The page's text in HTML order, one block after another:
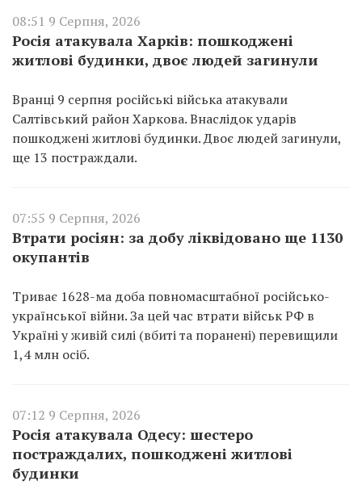
08:51 9 Серпня, 2026
Росія атакувала Харків: пошкоджені
житлові будинки, двоє людей загинули
Вранці 9 серпня російські війська атакували
Салтівський район Харкова. Внаслідок ударів
пошкоджені житлові будинки. Двоє людей загинули,
ще 13 постраждали.
07:55 9 Серпня, 2026
Втрати росіян: за добу ліквідовано ще 1130
окупантів
Триває 1628-ма доба повномасштабної російсько-
української війни. За цей час втрати військ РФ в
Україні у живій силі (вбиті та поранені) перевищили
1,4 млн осіб.
07:12 9 Серпня, 2026
Росія атакувала Одесу: шестеро
постраждалих, пошкоджені житлові
будинки